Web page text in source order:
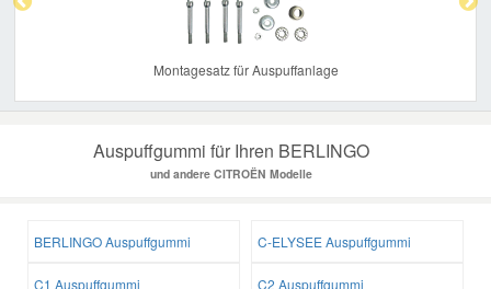
Montagesatz für Auspuffanlage
Auspuffgummi für Ihren BERLINGO
und andere CITROËN Modelle
BERLINGO Auspuffgummi C-ELYSEE Auspuffgummi
C1 Auspuffgummi C2 Auspuffgummi